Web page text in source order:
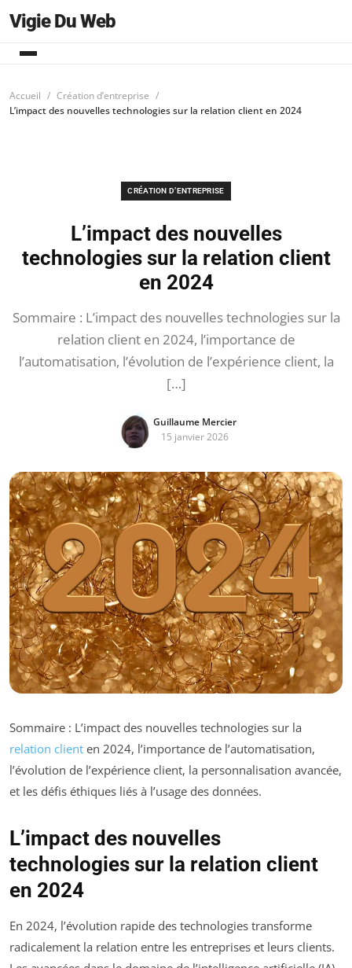
Vigie Du Web
Accueil
Création d’entreprise
L’impact des nouvelles technologies sur la relation client en 2024
CRÉATION D’ENTREPRISE
L’impact des nouvelles
technologies sur la relation client
en 2024
Sommaire : L’impact des nouvelles technologies sur la
relation client en 2024, l’importance de
l’automatisation, l’évolution de l’expérience client, la
[…]
Guillaume Mercier
15 janvier 2026
Sommaire : L’impact des nouvelles technologies sur la
relation client en 2024, l’importance de l’automatisation,
l’évolution de l’expérience client, la personnalisation avancée,
et les défis éthiques liés à l’usage des données.
L’impact des nouvelles
technologies sur la relation client
en 2024
En 2024, l’évolution rapide des technologies transforme
radicalement la relation entre les entreprises et leurs clients.